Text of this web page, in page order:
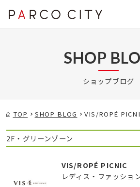
SHOP
ショップブログ
TOP SHOP BLOG VIS/ROPÉ
2F・グリーンゾーン
VIS/ROPÉ PICNIC
レディス・ファッショ